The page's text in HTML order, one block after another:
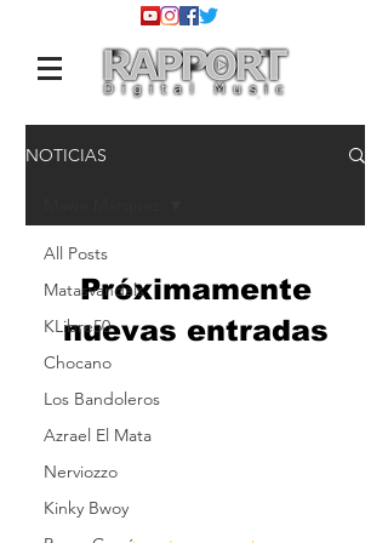
NOTICIAS
All Posts
Matasvandals
KLibre50
Chocano
Los Bandoleros
Azrael El Mata
Nerviozzo
Kinky Bwoy
Próximamente
nuevas entradas
este blog o vuelve más tarde.